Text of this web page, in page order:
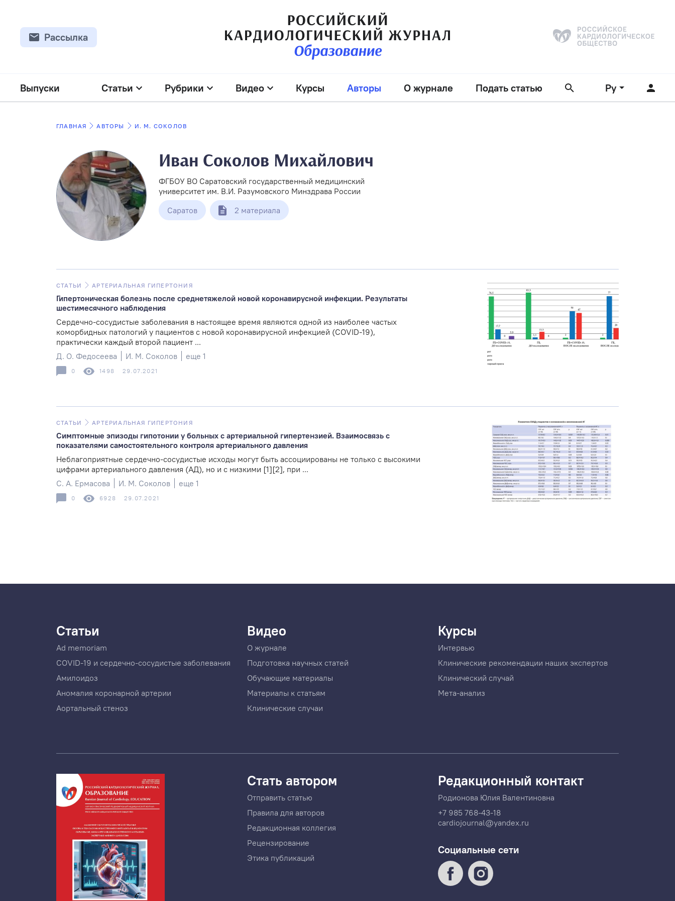
Рассылка
Выпуски Статьи Рубрики Видео Курсы Авторы О журнале Подать статью Ру
ГЛАВНАЯ АВТОРЫ И. М. СОКОЛОВ
Иван Соколов Михайлович
ФГБОУ ВО Саратовский государственный медицинский
университет им. В.И. Разумовского Минздрава России
Саратов
2 материала
СТАТЬИ АРТЕРИАЛЬНАЯ ГИПЕРТОНИЯ
Гипертоническая болезнь после среднетяжелой новой коронавирусной инфекции. Результаты
шестимесячного наблюдения
Сердечно-сосудистые заболевания в настоящее время являются одной из наиболее частых
коморбидных патологий у пациентов с новой коронавирусной инфекцией (COVID-19),
практически каждый второй пациент ...
Д. О. Федосеева
И. М. Соколов еще 1
0 1498 29.07.2021
СТАТЬИ АРТЕРИАЛЬНАЯ ГИПЕРТОНИЯ
Симптомные эпизоды гипотонии у больных с артериальной гипертензией. Взаимосвязь с
показателями самостоятельного контроля артериального давления
Неблагоприятные сердечно-сосудистые исходы могут быть ассоциированы не только с высокими
цифрами артериального давления (АД), но и с низкими [1][2], при ...
С. А. Ермасова
И. М. Соколов еще 1
0 6928 29.07.2021
Статьи
Ad memoriam
COVID-19 и сердечно-сосудистые заболевания
Амилоидоз
Аномалия коронарной артерии
Аортальный стеноз
Видео
О журнале
Подготовка научных статей
Обучающие материалы
Материалы к статьям
Клинические случаи
Курсы
Интервью
Клинические рекомендации наших экспертов
Клинический случай
Мета-анализ
Стать автором
Отправить статью
Правила для авторов
Редакционная коллегия
Рецензирование
Этика публикаций
Редакционный контакт
Родионова Юлия Валентиновна
+7 985 768-43-18
cardiojournal@yandex.ru
Социальные сети